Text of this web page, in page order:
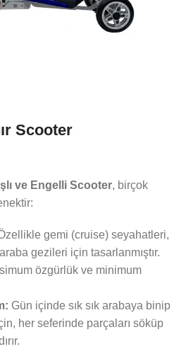
Scooter
ve Engelli Scooter, birçok
gemi (cruise) seyahatleri,
gezileri için tasarlanmıştır.
özgürlük ve minimum
Gün içinde sık sık arabaya binip
her seferinde parçaları söküp